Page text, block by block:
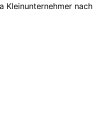
Kleinunternehmer nach